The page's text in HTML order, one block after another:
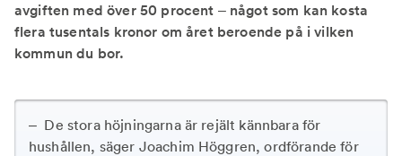
avgiften med över 50 procent – något som kan kosta
flera tusentals kronor om året beroende på i vilken
kommun du bor.
– De stora höjningarna är rejält kännbara för
hushållen, säger Joachim Höggren, ordförande för